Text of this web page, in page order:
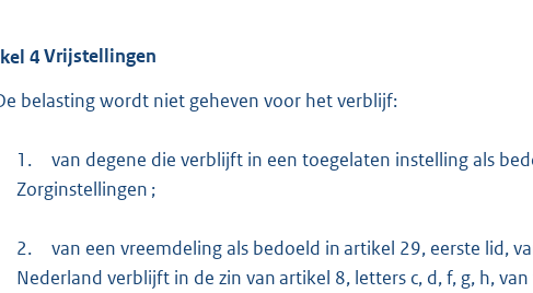
4Vrijstellingen
belasting wordt niet geheven voor het verblijf:
1.
van degene die verblijft in een toegelaten instelling als
Zorginstellingen ;
2.
van een vreemdeling als bedoeld in artikel 29, eerste lid,
Nederland verblijft in de zin van artikel 8, letters c, d, f, g, h,